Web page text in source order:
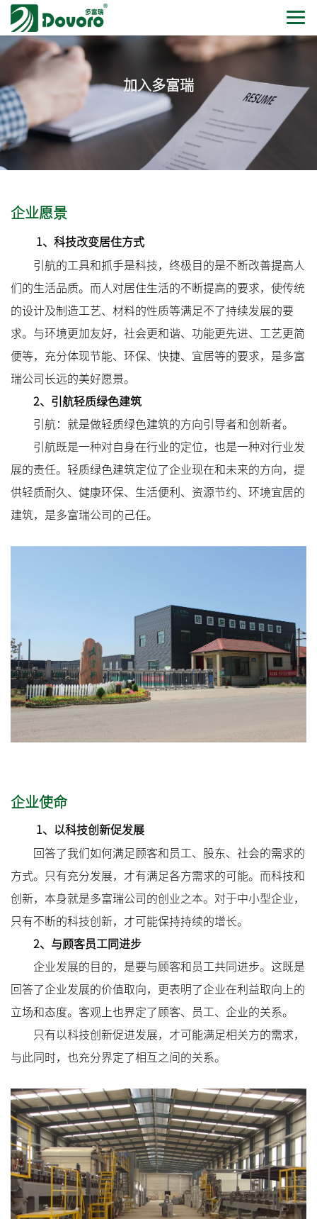
加入多富瑞
企业愿景
1、科技改变居住方式
引航的工具和抓手是科技，终极目的是不断改善提高人
们的生活品质。而人对居住生活的不断提高的要求，使传统
的设计及制造工艺、材料的性质等满足不了持续发展的要
求。与环境更加友好，社会更和谐、功能更先进、工艺更简
便等，充分体现节能、环保、快捷、宜居等的要求，是多富
瑞公司长远的美好愿景。
2、引航轻质绿色建筑
引航：就是做轻质绿色建筑的方向引导者和创新者。
引航既是一种对自身在行业的定位，也是一种对行业发
展的责任。轻质绿色建筑定位了企业现在和未来的方向，提
供轻质耐久、健康环保、生活便利、资源节约、环境宜居的
建筑，是多富瑞公司的己任。
企业使命
1、以科技创新促发展
回答了我们如何满足顾客和员工、股东、社会的需求的
方式。只有充分发展，才有满足各方需求的可能。而科技和
创新，本身就是多富瑞公司的创业之本。对于中小型企业，
只有不断的科技创新，才可能保持持续的增长。
2、与顾客员工同进步
企业发展的目的，是要与顾客和员工共同进步。这既是
回答了企业发展的价值取向，更表明了企业在利益取向上的
立场和态度。客观上也界定了顾客、员工、企业的关系。
只有以科技创新促进发展，才可能满足相关方的需求，
与此同时，也充分界定了相互之间的关系。